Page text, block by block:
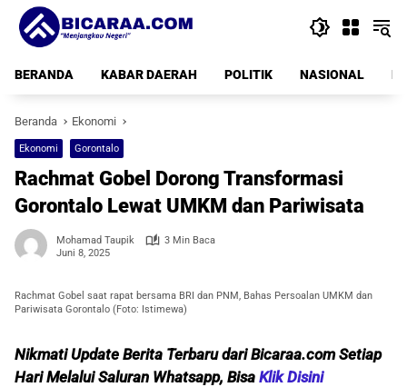
Langsung
konten
BERANDA
KABAR DAERAH POLITIK NASIONAL
Beranda Ekonomi
Ekonomi Gorontalo
Rachmat Gobel Dorong Transformasi
Gorontalo Lewat UMKM dan Pariwisata
Mohamad Taupik
3 Min Baca
Juni 8, 2025
Rachmat Gobel saat rapat bersama BRI dan PNM, Bahas Persoalan UMKM dan
Pariwisata Gorontalo (Foto: Istimewa)
Nikmati Update Berita Terbaru dari Bicaraa.com Setiap
Hari Melalui Saluran Whatsapp, Bisa Klik Disini